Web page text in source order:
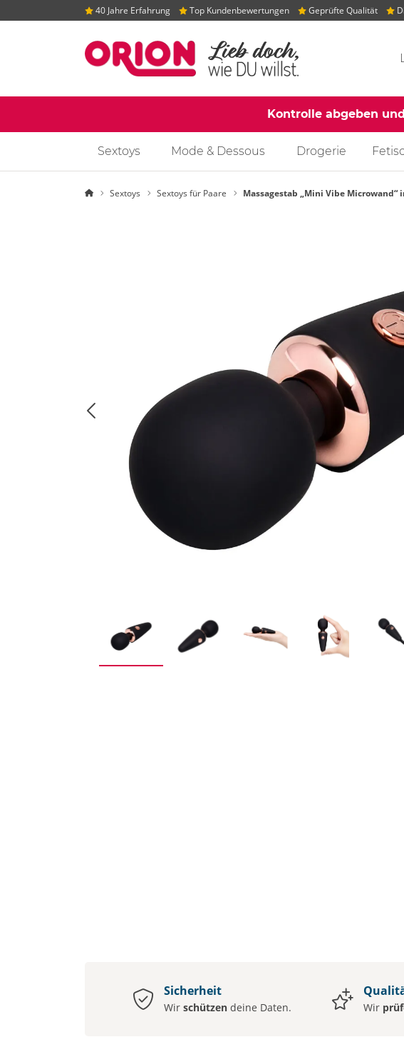
40 Jahre Erfahrung Top Kundenbewertungen Geprüfte Qualität
Kontrolle abgeben
Sextoys Mode & Dessous Drogerie
Startseite
Sextoys Sextoys für Paare Massagestab „Mini Vibe
Sicherheit
Wir schützendeine Daten. Wir